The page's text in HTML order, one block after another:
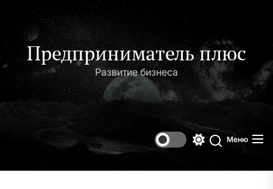
содержимому
Предприниматель плюс
Развитие бизнеса
Поиск
Меню